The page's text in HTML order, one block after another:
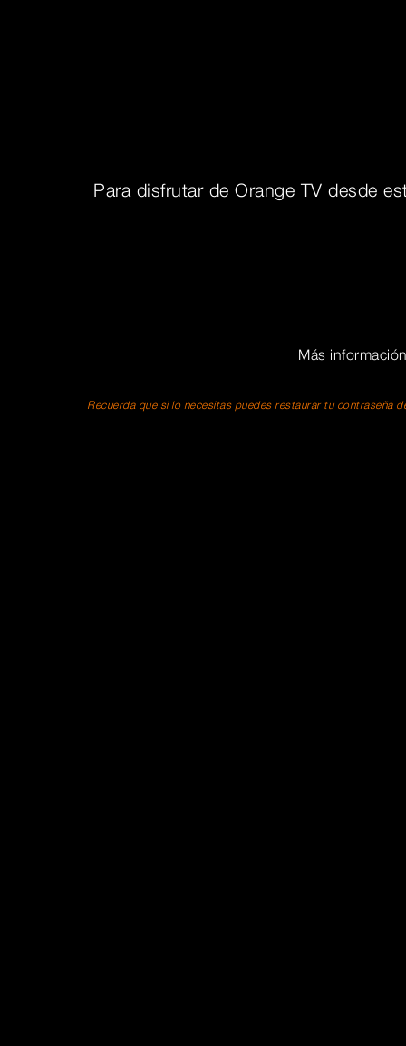
Para disfrutar de Orange TV desde
Más
Recuerda que si lo necesitas puedes restaurar tu contraseña